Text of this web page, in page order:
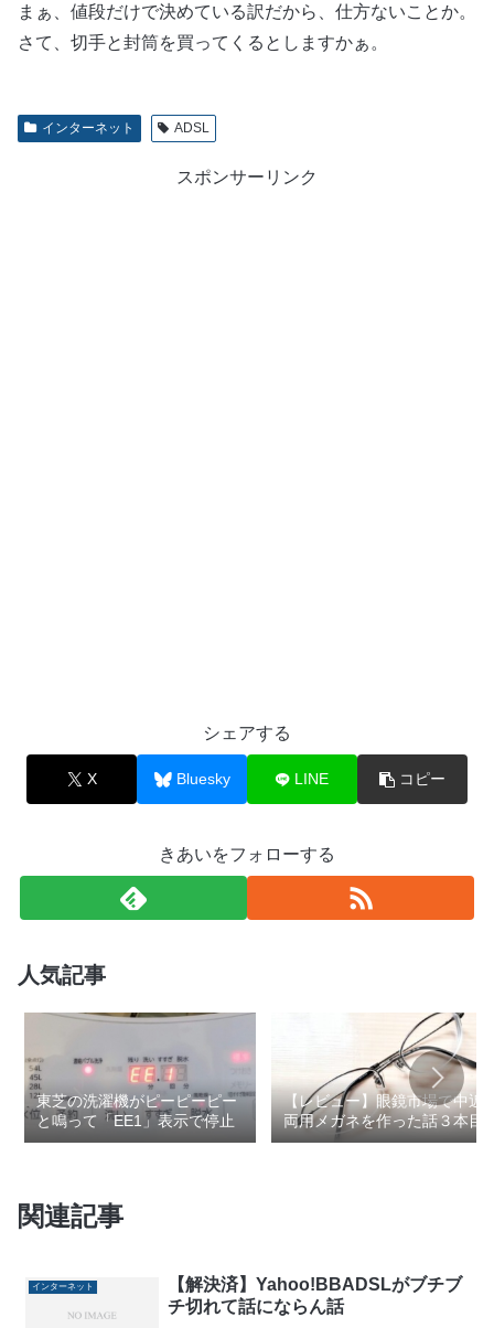
まぁ、値段だけで決めている訳だから、仕方ないことか。
さて、切手と封筒を買ってくるとしますかぁ。
インターネット ADSL
スポンサーリンク
シェアする
X Bluesky LINE コピー
きあいをフォローする
人気記事
東芝の洗濯機がピーピーピー
と鳴って「EE1」表示で停止
【レビュー】眼鏡市場で中近
両用メガネを作った話３本目
関連記事
インターネット
【解決済】Yahoo!BBADSLがブチブ
チ切れて話にならん話